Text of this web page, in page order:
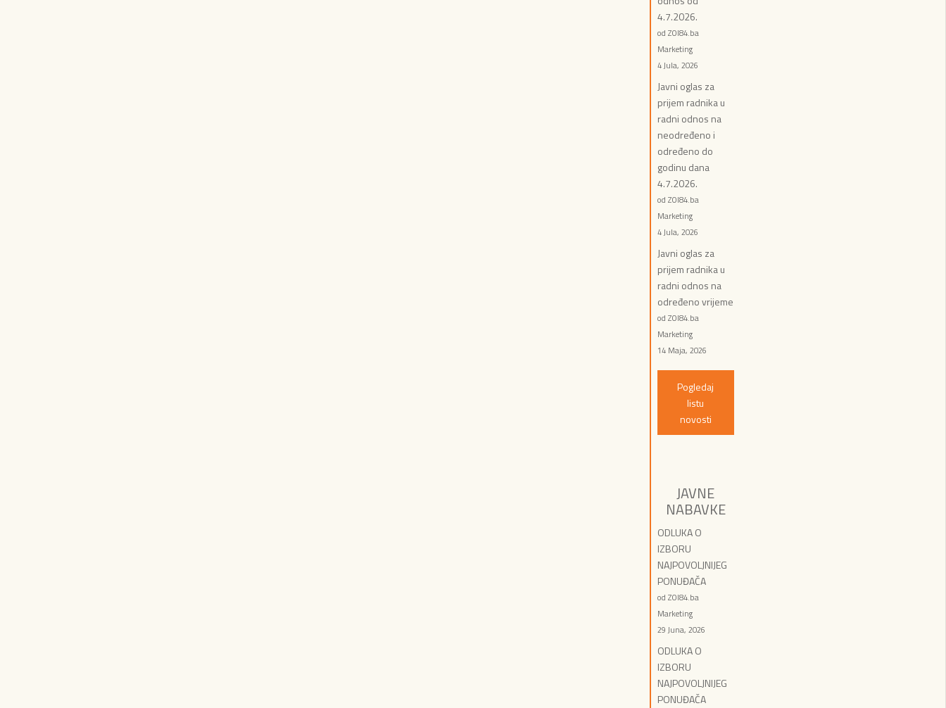
4.7.2026.
od ZOI84.ba
Marketing
4 Jula, 2026
Javni oglas za
prijem radnika u
radni odnos na
neodređeno i
određeno do
godinu dana
4.7.2026.
od ZOI84.ba
Marketing
4 Jula, 2026
Javni oglas za
prijem radnika u
radni odnos na
određeno vrijeme
od ZOI84.ba
Marketing
14 Maja, 2026
Pogledaj
listu
novosti
JAVNE
NABAVKE
ODLUKA O
IZBORU
NAJPOVOLJNIJEG
PONUĐAČA
od ZOI84.ba
Marketing
29 Juna, 2026
ODLUKA O
IZBORU
NAJPOVOLJNIJEG
PONUĐAČA